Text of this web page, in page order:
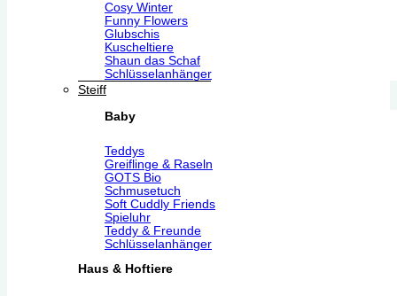
Cosy Winter
Funny Flowers
Glubschis
Kuscheltiere
Shaun das Schaf
Schlüsselanhänger
Steiff
Baby
Teddys
Greiflinge & Raseln
GOTS Bio
Schmusetuch
Soft Cuddly Friends
Spieluhr
Teddy & Freunde
Schlüsselanhänger
Haus & Hoftiere